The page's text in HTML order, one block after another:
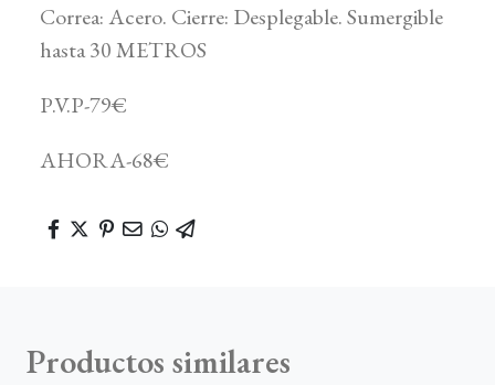
Correa: Acero. Cierre: Desplegable. Sumergible
hasta 30 METROS
P.V.P-79€
AHORA-68€
Productos similares